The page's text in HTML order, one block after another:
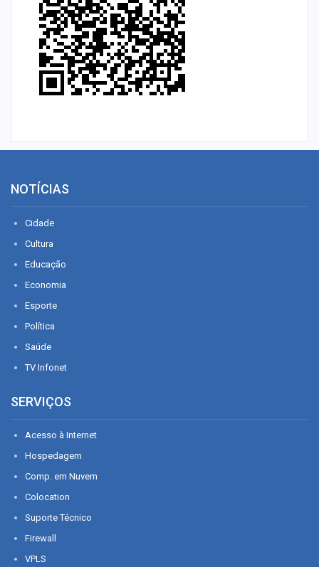
NOTÍCIAS
Cidade
Cultura
Educação
Economia
Esporte
Política
Saúde
TV Infonet
SERVIÇOS
Acesso à Internet
Hospedagem
Comp. em Nuvem
Colocation
Suporte Técnico
Firewall
VPLS